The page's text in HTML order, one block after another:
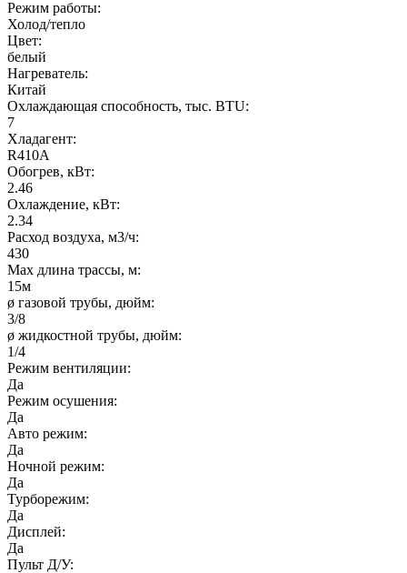
Режим работы:
Холод/тепло
Цвет:
белый
Нагреватель:
Китай
Охлаждающая способность, тыс. BTU:
7
Хладагент:
R410A
Обогрев, кВт:
2.46
Охлаждение, кВт:
2.34
Расход воздуха, м3/ч:
430
Max длина трассы, м:
15м
ø газовой трубы, дюйм:
3/8
ø жидкостной трубы, дюйм:
1/4
Режим вентиляции:
Да
Режим осушения:
Да
Авто режим:
Да
Ночной режим:
Да
Турборежим:
Да
Дисплей:
Да
Пульт Д/У: